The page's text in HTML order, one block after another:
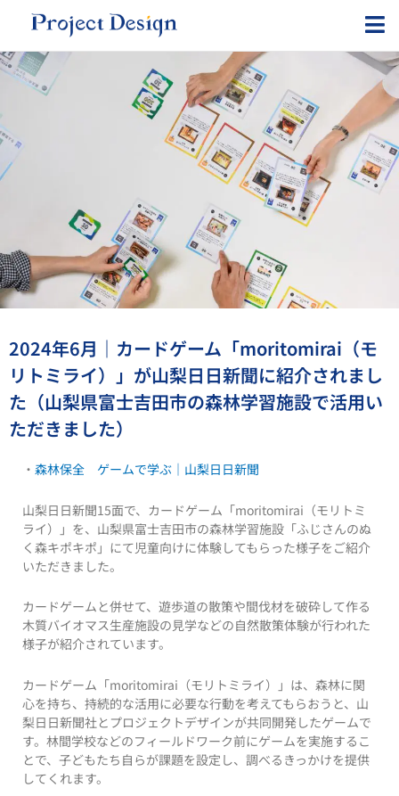
を
ス
プ
2024年6月｜カードゲーム「moritomirai（モ
リトミライ）」が山梨日日新聞に紹介されまし
た（山梨県富士吉田市の森林学習施設で活用い
ただきました）
・ 森林保全 ゲームで学ぶ｜山梨日日新聞
山梨日日新聞15面で、カードゲーム「moritomirai（モリトミ
ライ）」を、山梨県富士吉田市の森林学習施設「ふじさんのぬ
く森キポキポ」にて児童向けに体験してもらった様子をご紹介
いただきました。
カードゲームと併せて、遊歩道の散策や間伐材を破砕して作る
木質バイオマス生産施設の見学などの自然散策体験が行われた
様子が紹介されています。
カードゲーム「moritomirai（モリトミライ）」は、森林に関
心を持ち、持続的な活用に必要な行動を考えてもらおうと、山
梨日日新聞社とプロジェクトデザインが共同開発したゲームで
す。林間学校などのフィールドワーク前にゲームを実施するこ
とで、子どもたち自らが課題を設定し、調べるきっかけを提供
してくれます。